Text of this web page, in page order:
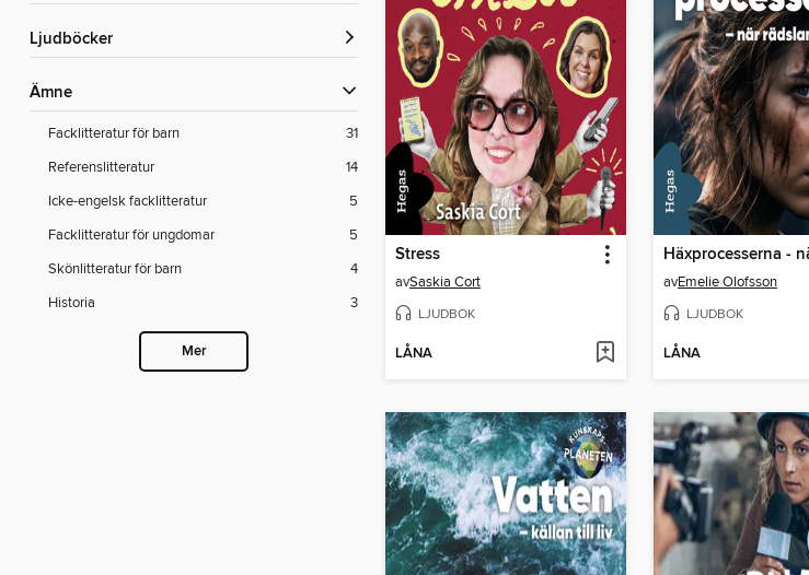
Ljudböcker
Ämne
Facklitteratur för barn
31
Referenslitteratur
14
Icke-engelsk facklitteratur
5
Facklitteratur för ungdomar
5
Skönlitteratur för barn
4
Historia
3
Mer
Stress
avSaskia Cort
LJUDBOK
LÅNA
avEmelie Olofsson
LJUDBOK
LÅNA